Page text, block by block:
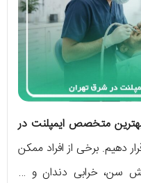
متخصص ایمپلنت در
دهیم. برخی از افراد ممکن
سن، خرابی دندان و …